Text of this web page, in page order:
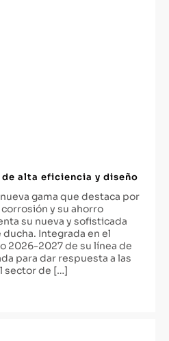
de alta eficiencia y diseño
gama que destaca por
y su ahorro
su nueva y sofisticada
Integrada en el
2026-2027 de su línea de
para dar respuesta a las
sector de […]